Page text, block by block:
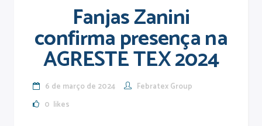
Fanjas Zanini
confirma presença na
AGRESTE TEX 2024
6 de março de 2024
Febratex Group
0 likes